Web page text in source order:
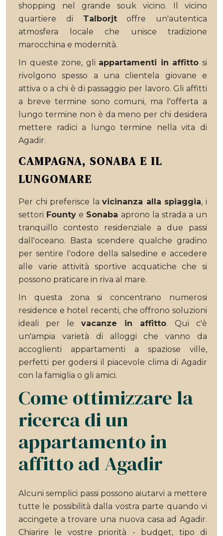
shopping nel grande souk vicino. Il vicino
quartiere di Talborjtoffre un'autentica
atmosfera locale che unisce tradizione
marocchina e modernità.
In queste zone, gli appartamenti in affitto si
rivolgono spesso a una clientela giovane e
attiva o a chi è di passaggio per lavoro. Gli affitti
a breve termine sono comuni, ma l'offerta a
lungo termine non è da meno per chi desidera
mettere radici a lungo termine nella vita di
Agadir.
CAMPAGNA, SONABA E IL
LUNGOMARE
Per chi preferisce lavicinanza alla spiaggia, i
settori Founty e Sonaba aprono la strada a un
tranquillo contesto residenziale a due passi
dall'oceano. Basta scendere qualche gradino
per sentire l'odore della salsedine e accedere
alle varie attività sportive acquatiche che si
possono praticare in riva al mare.
In questa zona si concentrano numerosi
residence e hotel recenti, che offrono soluzioni
ideali per le vacanze in affitto. Qui c'è
un'ampia varietà di alloggi che vanno da
accoglienti appartamenti a spaziose ville,
perfetti per godersi il piacevole clima di Agadir
con la famiglia o gli amici.
Come ottimizzare la
ricerca di un
appartamento in
affitto ad Agadir
Alcuni semplici passi possono aiutarvi a mettere
tutte le possibilità dalla vostra parte quando vi
accingete a trovare una nuova casa ad Agadir.
Chiarire le vostre priorità - budget, tipo di